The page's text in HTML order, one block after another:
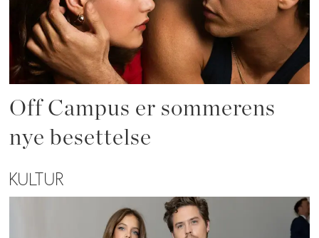
Off Campus er sommerens
nye besettelse
KULTUR